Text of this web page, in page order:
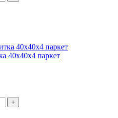
40x40x4 паркет
+